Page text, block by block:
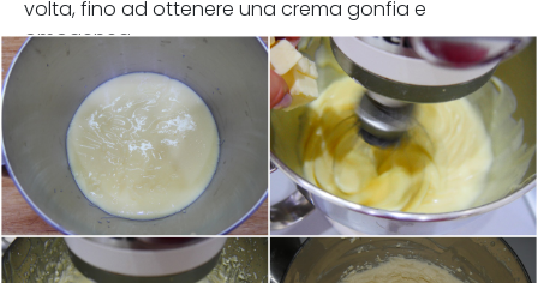
volta, fino ad ottenere una crema gonfia e
omogenea.